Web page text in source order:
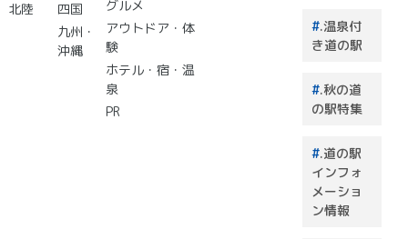
買うも
のはこ
れで決
まり！
北陸
四国
九州・
沖縄
グルメ
アウトドア・体
験
ホテル・宿・温
泉
PR
.温泉付
き道の駅
.秋の道
の駅特集
.道の駅
インフォ
メーショ
ン情報